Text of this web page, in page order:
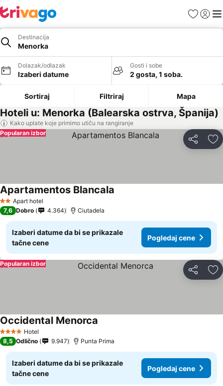
FavoritiPrijavi
Destinacija
Menorka
Dolazak/odlazak
Izaberi datume
Gosti i sobe
2 gosta, 1 soba.
Sortiraj Filtriraj Mapa
Hoteli u: Menorka (Balearska ostrva, Španija)
Kako uplate koje primimo utiču na rangiranje
Deli
Popularan izbor
2 Zvezdice
Apart hotel
Apartamentos Blancala
7,6 Dobro 4.364 Ciutadela
Izaberi datume da bi se prikazale
tačne cene
Pogledaj cene
Deli
Popularan izbor
4 ZvezdiceHotel
Occidental Menorca
8,5 Odlično 9.947 Punta Prima
Izaberi datume da bi se prikazale
tačne cene
Pogledaj cene